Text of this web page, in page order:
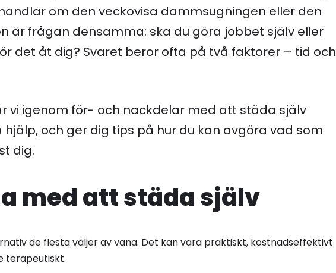
om den veckovisa dammsugningen eller den
är frågan densamma: ska du göra jobbet själv eller
det åt dig? Svaret beror ofta på två faktorer – tid och
vi igenom för- och nackdelar med att städa själv
och ger dig tips på hur du kan avgöra vad som
dig.
med att städa själv
de flesta väljer av vana. Det kan vara praktiskt, kostnadseffektivt
terapeutiskt.